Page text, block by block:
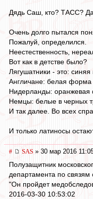
Дядь Саш, кто? ТАСС?
Очень долго пытался
Пожалуй, определился.
Неестественность,
Вот как в детстве было?
Лягушатники - это:
Англичане: белая форма
Нидерланды: оранжевая
Немцы: белые в черных
И так далее. Во всех
И только латиносы
# SAS » 30 мар 2016
Полузащитник
департамента по связям
"Он пройдет
2016-03-30 10:53:02